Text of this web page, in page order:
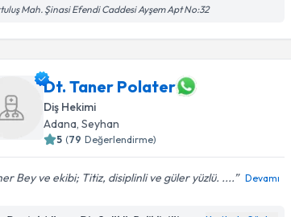
Mah. Şinasi Efendi Caddesi Ayşem Apt No:32
Dt. Taner Polater
Diş Hekimi
Adana, Seyhan
5 (79 Değerlendirme)
Bey ve ekibi; Titiz, disiplinli ve güler yüzlü. .... Devamı